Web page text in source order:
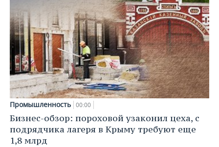
Промышленность 00:00
Бизнес-обзор: пороховой узаконил цеха, с
подрядчика лагеря в Крыму требуют еще
1,8 млрд